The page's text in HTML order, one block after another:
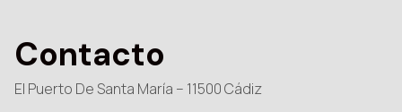
Contacto
El Puerto De Santa María – 11500 Cádiz